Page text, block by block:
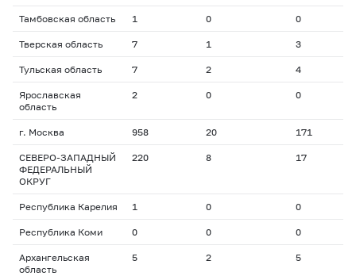
Тамбовская область 1 0 0
Тверская область 7 1 3
Тульская область 7 2 4
Ярославская
область
2 0 0
г. Москва 958 20 171
СЕВЕРО-ЗАПАДНЫЙ
ФЕДЕРАЛЬНЫЙ
ОКРУГ
220 8 17
Республика Карелия 1 0 0
Республика Коми 0 0 0
Архангельская
область
5 2 5